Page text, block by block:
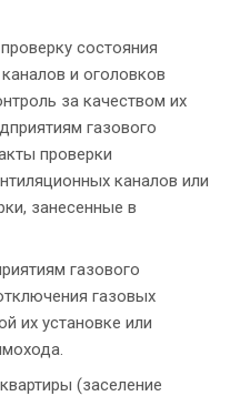
состояния
и оголовков
за качеством их
газового
проверки
каналов или
занесенные в
газового
газовых
их установке или
(заселение